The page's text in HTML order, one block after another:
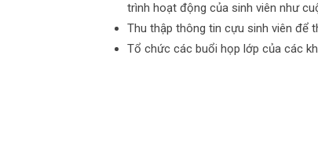
trình hoạt động của sinh viên như
Thu thập thông tin cựu sinh viên để
Tổ chức các buổi họp lớp của các